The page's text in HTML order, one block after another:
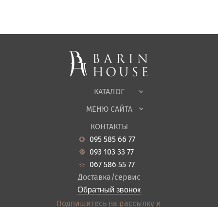
КАТАЛОГ
Спальни, Кровати
Корпусная мебель
Офисная мебель
Садовая мебель
Гостиная
Кухня
Прихожие
Ванная
Акции
МЕНЮ САЙТА
О нас
Новости
Гарантия
Кредит
Оплата и доставка
Отзывы
Контакты
КОНТАКТЫ
095 585 66 77
093 103 33 77
067 586 55 77
Доставка/сервис
Обратный звонок
Подпишитесь на рассылку и